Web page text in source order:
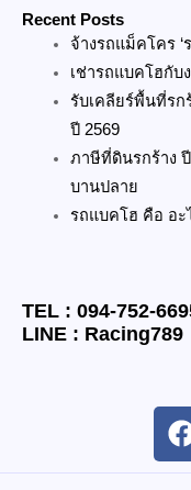
Recent Posts
จ้างรถแม็คโคร ‘
เช่ารถแบคโฮกับ
รับเคลียร์พื้นที่ร
ปี 2569
ภาษีที่ดินรกร้าง
บานปลาย
รถแบคโฮ คือ อะ
TEL : 094-752-
LINE : Racing789